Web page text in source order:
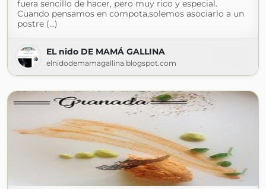
fuera sencillo de hacer, pero muy rico y especial.
Cuando pensamos en compota,solemos asociarlo a un
postre (...)
EL nido DE MAMÁ GALLINA
elnidodemamagallina.blogspot.com